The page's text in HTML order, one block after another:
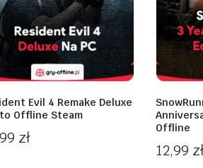
Evil 4 Remake Deluxe
Offline Steam
zł
Offline
12,99 zł